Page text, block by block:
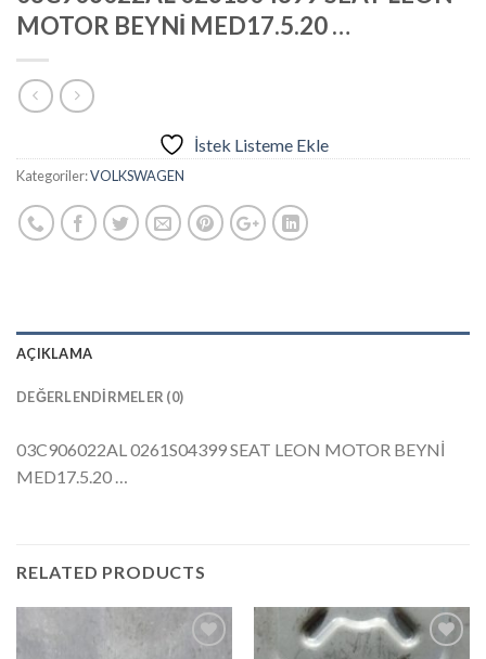
MOTOR BEYNİ MED17.5.20 …
İstek Listeme Ekle
Kategoriler:VOLKSWAGEN
AÇIKLAMA
DEĞERLENDIRMELER (0)
03C906022AL 0261S04399 SEAT LEON MOTOR BEYNİ
MED17.5.20 …
RELATED PRODUCTS